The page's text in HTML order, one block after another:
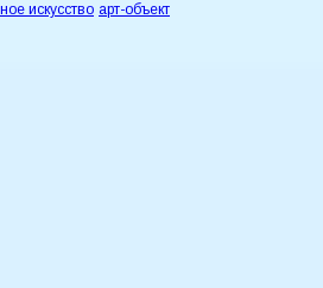
искусство арт-объект